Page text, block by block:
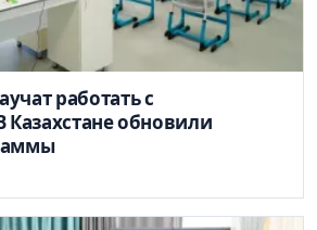
работать с
Казахстане обновили